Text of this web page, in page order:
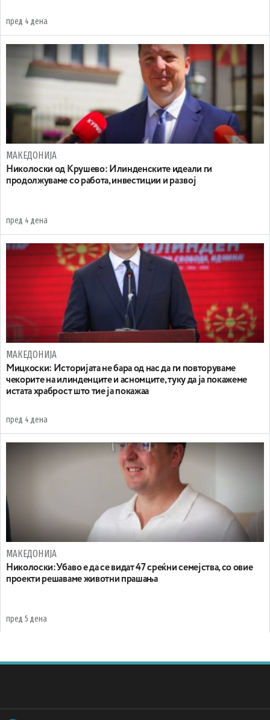
пред 4 дена
МАКЕДОНИЈА
Николоски од Крушево: Илинденските идеали ги
продолжуваме со работа, инвестиции и развој
пред 4 дена
МАКЕДОНИЈА
Мицкоски: Историјата не бара од нас да ги повторуваме
чекорите на илинденците и асномците, туку да ја покажеме
истата храброст што тие ја покажаа
пред 4 дена
МАКЕДОНИЈА
Николоски:Убаво е да се видат 47 среќни семејства, со овие
проекти решаваме животни прашања
пред 5 дена